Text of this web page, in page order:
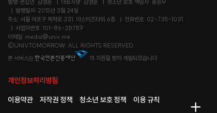
발행·편집인: 김영훈
대표자명: 김영훈
청소년 보호 책임자: 홍승우
발행일자: 2015년 3월 24일
주소: 서울 마포구 독막로 331, 마스터즈타워 6층
전화번호: 02-735-1031
사업자번호: 101-86-28789
이메일: media@univ.me
©UNIVTOMORROW. ALL RIGHTS RESERVED.
본 서비스는
의 지원을 받아 개발되었습니다.
개인정보처리방침
이용약관 저작권 정책 청소년 보호 정책 이용 규칙